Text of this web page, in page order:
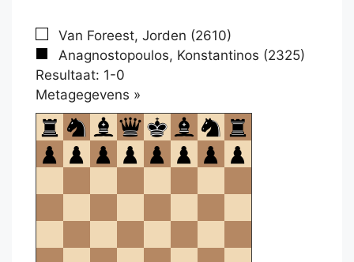
Van Foreest, Jorden (2610)
Anagnostopoulos, Konstantinos (2325)
Resultaat: 1-0
Metagegevens »
om
te
openen.